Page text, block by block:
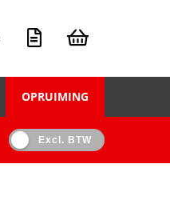
OPRUIMING
Excl. BTW